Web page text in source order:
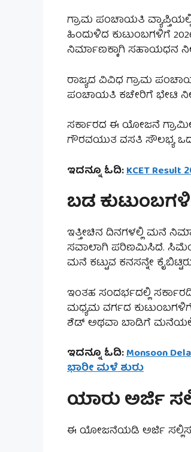
ಗ್ರಾಮ ಪಂಚಾಯತಿ
ಹಿಂದುಳಿದ ಕುಟುಂಬಗಳಿಗೆ
ನಿರ್ಮಾಣಕ್ಕಾಗಿ ಸಹಾಯಧನ
ರಾಜ್ಯದ ವಿವಿಧ ಗ್ರಾಮ
ಪಂಚಾಯತಿ ಕಚೇರಿಗೆ ಭೇಟಿ
ಸರ್ಕಾರದ ಈ ಯೋಜನೆ
ಗೌರವಯುತ ವಸತಿ ಸೌಲಭ್ಯ
ಇದನ್ನೂ ಓದಿ:KCET
ಬಡ
ಇತ್ತೀಚಿನ ದಿನಗಳಲ್ಲಿ ಮನೆ
ಸವಾಲಾಗಿ ಪರಿಣಮಿಸಿದೆ.
ಮನೆ ಕಟ್ಟುವ ಕನಸನ್ನೇ
ಇಂತಹ ಸಂದರ್ಭದಲ್ಲಿ
ಮಧ್ಯಮ ವರ್ಗದ ಕುಟುಂಬಗಳಿಗೆ
ಶೆಡ್ ಅಥವಾ ಬಾಡಿಗೆ
ಇದನ್ನೂ ಓದಿ:Monsoon
ಭಾರೀ ಮಳೆ ಶುರು
ಯಾರು ಅರ್ಜಿ
ಈ ಯೋಜನೆಯಡಿ ಅರ್ಜಿ